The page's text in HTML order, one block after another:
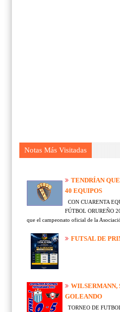
Notas Más Visitadas
TENDRÍAN
40 EQUIPOS
CON CUARENTA
FÚTBOL ORUREÑO
que el campeonato oficial de la
FUTSAL DE
WILSERMANN,
GOLEANDO
TORNEO DE